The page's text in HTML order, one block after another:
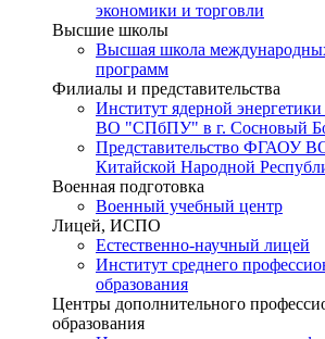
экономики и торговли
Высшие школы
Высшая школа
программ
Филиалы и представительства
Институт ядерной
ВО "СПбПУ" в г. Сосновый
Представительство ФГАОУ
Китайской Народной
Военная подготовка
Военный учебный центр
Лицей, ИСПО
Естественно-научный лицей
Институт среднего
образования
Центры дополнительного
образования